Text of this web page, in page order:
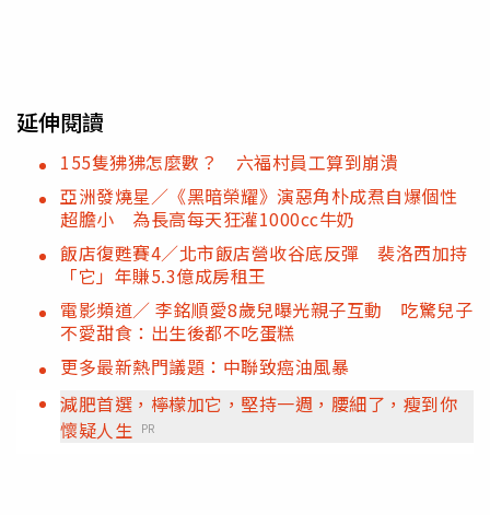
延伸閱讀
155隻狒狒怎麼數？ 六福村員工算到崩潰
亞洲發燒星／《黑暗榮耀》演惡角朴成焄自爆個性
超膽小 為長高每天狂灌1000cc牛奶
飯店復甦賽4／北市飯店營收谷底反彈 裴洛西加持
「它」年賺5.3億成房租王
電影頻道／ 李銘順愛8歲兒曝光親子互動 吃驚兒子
不愛甜食：出生後都不吃蛋糕
更多最新熱門議題：中聯致癌油風暴
減肥首選，檸檬加它，堅持一週，腰細了，瘦到你
懷疑人生 PR